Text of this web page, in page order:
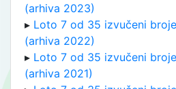
(arhiva 2023)
▸ Loto 7 od 35 izvučeni
(arhiva 2022)
▸ Loto 7 od 35 izvučeni
(arhiva 2021)